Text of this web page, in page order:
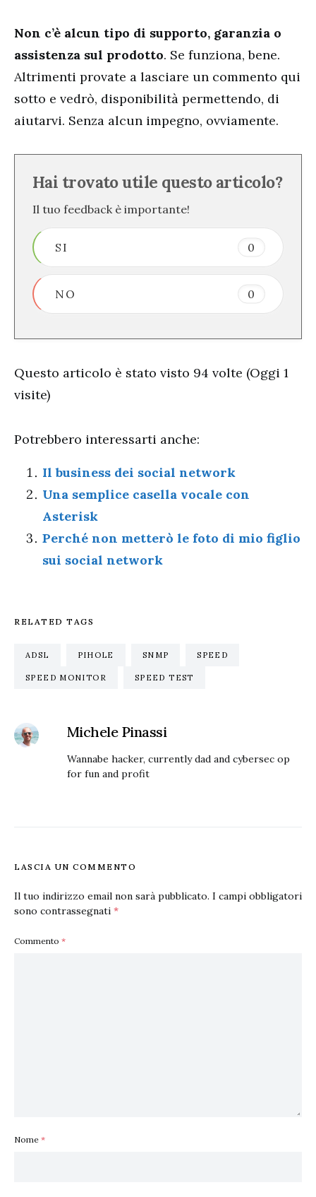
Non c’è alcun tipo di supporto, garanzia o
assistenza sul prodotto. Se funziona, bene.
Altrimenti provate a lasciare un commento qui
sotto e vedrò, disponibilità permettendo, di
aiutarvi. Senza alcun impegno, ovviamente.
Hai trovato utile questo articolo?
Il tuo feedback è importante!
SI 0
NO 0
Questo articolo è stato visto 94 volte (Oggi 1
visite)
Potrebbero interessarti anche:
Il business dei social network
Una semplice casella vocale con
Asterisk
Perché non metterò le foto di mio figlio
sui social network
RELATED TAGS
ADSL PIHOLE SNMP SPEED
SPEED MONITOR SPEED TEST
Michele Pinassi
Wannabe hacker, currently dad and cybersec op
for fun and profit
LASCIA UN COMMENTO
Il tuo indirizzo email non sarà pubblicato. I campi obbligatori
sono contrassegnati *
Commento *
Nome *